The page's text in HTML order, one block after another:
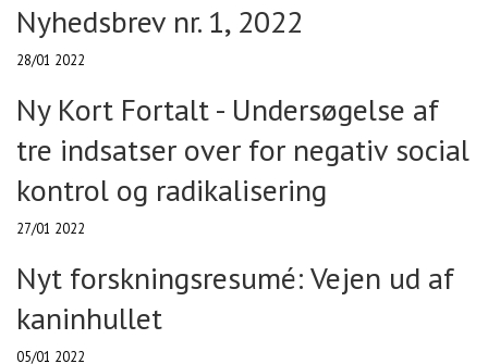
Nyhedsbrev nr. 1, 2022
28/01 2022
Ny Kort Fortalt - Undersøgelse af
tre indsatser over for negativ social
kontrol og radikalisering
27/01 2022
Nyt forskningsresumé: Vejen ud af
kaninhullet
05/01 2022